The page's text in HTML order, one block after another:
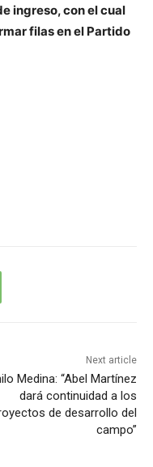
ingreso, con el cual
filas en el Partido
Next article
Medina: “Abel Martínez
dará continuidad a los
de desarrollo del
campo”